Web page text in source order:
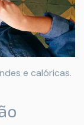
e calóricas.